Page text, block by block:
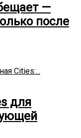
—
после
Cities:...
для